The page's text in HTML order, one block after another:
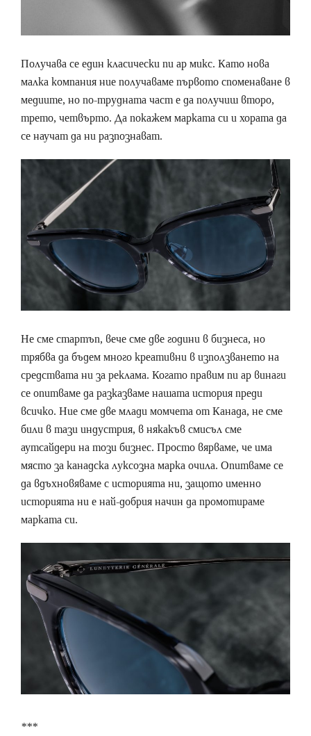
Получава се един класически пи ар микс. Като нова
малка компания ние получаваме първото споменаване в
медиите, но по-трудната част е да получиш второ,
трето, четвърто. Да покажем марката си и хората да
се научат да ни разпознават.
Не сме стартъп, вече сме две години в бизнеса, но
трябва да бъдем много креативни в използването на
средствата ни за реклама. Когато правим пи ар винаги
се опитваме да разказваме нашата история преди
всичко. Ние сме две млади момчета от Канада, не сме
били в тази индустрия, в някакъв смисъл сме
аутсайдери на този бизнес. Просто вярваме, че има
място за канадска луксозна марка очила. Опитваме се
да вдъхновяваме с историята ни, защото именно
историята ни е най-добрия начин да промотираме
марката си.
***